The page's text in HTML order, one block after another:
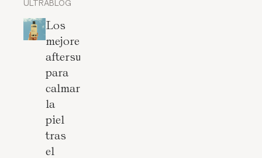
ULTRABLOG
Los
mejores
aftersun
para
calmar
la
piel
tras
el